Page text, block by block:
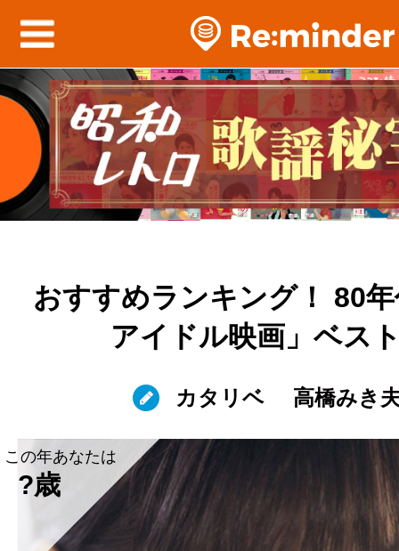
おすすめランキング！ 80
アイドル映画」ベス
カタリベ 高橋みき
この年あなたは
?歳